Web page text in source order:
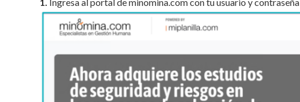
1. Ingresa al portal de minomina.com con tu usuario y contraseña